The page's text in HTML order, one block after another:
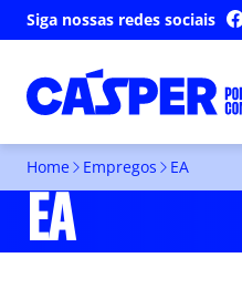
Siga nossas redes sociais
Home Empregos EA
EA